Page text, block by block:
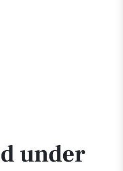
ved Frederiksberg Hospitalskirke
under